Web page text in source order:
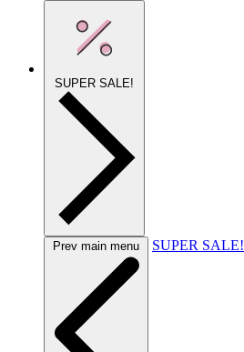
SUPER SALE!
Prev main menu SUPER SALE!